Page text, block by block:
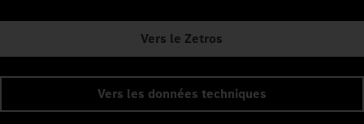
Vers le Zetros
Vers les données techniques